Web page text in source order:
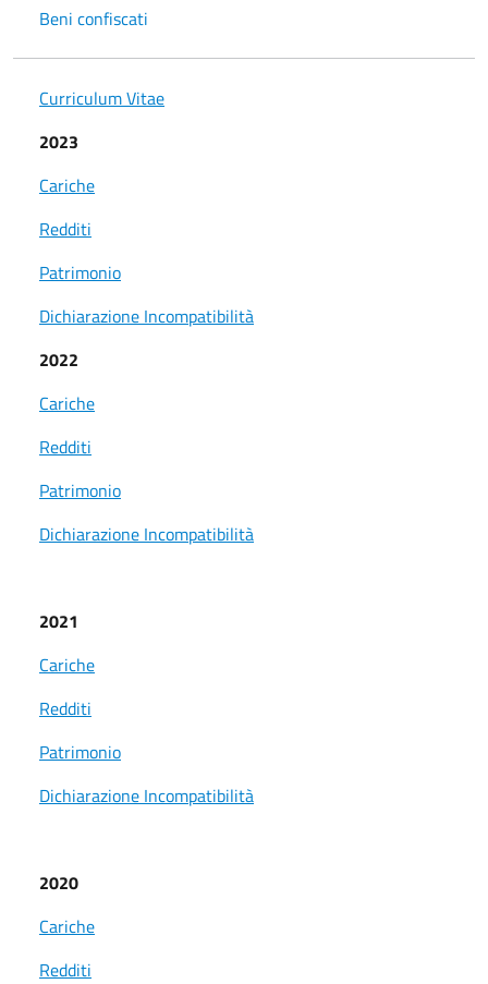
Beni confiscati
Curriculum Vitae
2023
Cariche
Redditi
Patrimonio
Dichiarazione Incompatibilità
2022
Cariche
Redditi
Patrimonio
Dichiarazione Incompatibilità
2021
Cariche
Redditi
Patrimonio
Dichiarazione Incompatibilità
2020
Cariche
Redditi